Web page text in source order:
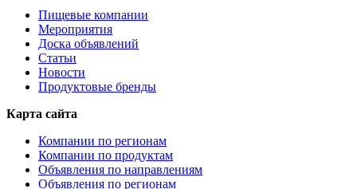
Пищевые компании
Мероприятия
Доска объявлений
Статьи
Новости
Продуктовые бренды
Карта сайта
Компании по регионам
Компании по продуктам
Объявления по направлениям
Объявления по регионам